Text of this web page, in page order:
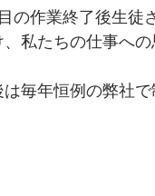
の作業終了後生徒
、私たちの仕事への
は毎年恒例の弊社